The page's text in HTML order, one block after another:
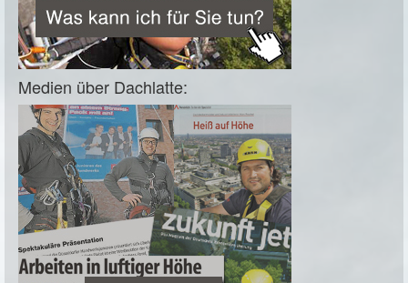
Medien über Dachlatte: